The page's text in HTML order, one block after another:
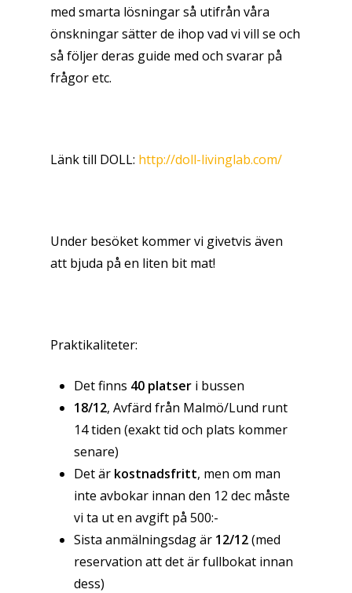
med smarta lösningar så utifrån våra
önskningar sätter de ihop vad vi vill se och
så följer deras guide med och svarar på
frågor etc.
Länk till DOLL: http://doll-livinglab.com/
Under besöket kommer vi givetvis även
att bjuda på en liten bit mat!
Praktikaliteter:
Det finns 40 platser i bussen
18/12, Avfärd från Malmö/Lund runt
14 tiden (exakt tid och plats kommer
senare)
Det är kostnadsfritt, men om man
inte avbokar innan den 12 dec måste
vi ta ut en avgift på 500:-
Sista anmälningsdag är 12/12(med
reservation att det är fullbokat innan
dess)